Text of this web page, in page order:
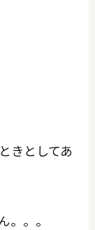
きとしてあ
。。。